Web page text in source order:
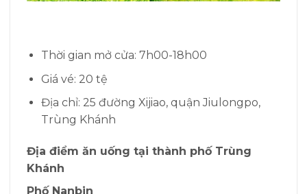
Thời gian mở cửa: 7h00-18h00
Giá vé: 20 tệ
Địa chỉ: 25 đường Xijiao, quận Jiulongpo,
Trùng Khánh
Địa điểm ăn uống tại thành phố Trùng
Khánh
Phố Nanbin